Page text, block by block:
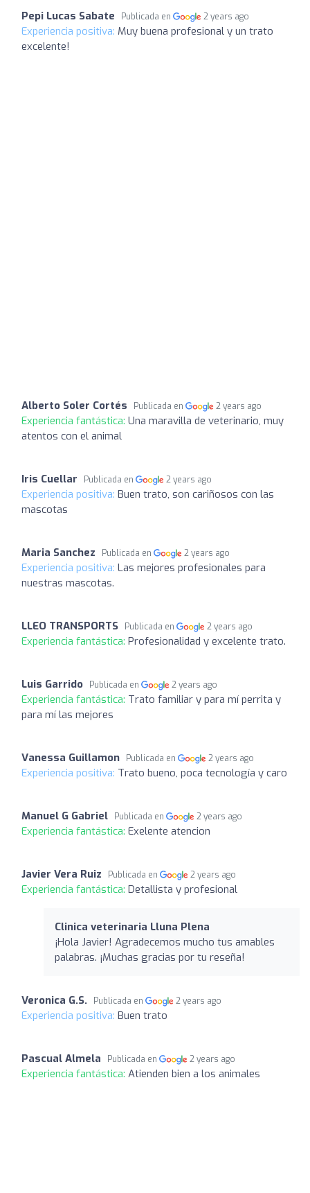
Pepi Lucas Sabate Publicada en 2 years ago
Experiencia positiva: Muy buena profesional y un trato
excelente!
Alberto Soler Cortés Publicada en 2 years ago
Experiencia fantástica: Una maravilla de veterinario, muy
atentos con el animal
Iris Cuellar Publicada en 2 years ago
Experiencia positiva: Buen trato, son cariñosos con las
mascotas
Maria Sanchez Publicada en 2 years ago
Experiencia positiva: Las mejores profesionales para
nuestras mascotas.
LLEO TRANSPORTS Publicada en 2 years ago
Experiencia fantástica: Profesionalidad y excelente trato.
Luis Garrido Publicada en 2 years ago
Experiencia fantástica: Trato familiar y para mí perrita y
para mí las mejores
Vanessa Guillamon Publicada en 2 years ago
Experiencia positiva: Trato bueno, poca tecnología y caro
Manuel G Gabriel Publicada en 2 years ago
Experiencia fantástica: Exelente atencion
Javier Vera Ruiz Publicada en 2 years ago
Experiencia fantástica: Detallista y profesional
Clinica veterinaria Lluna Plena
¡Hola Javier! Agradecemos mucho tus amables
palabras. ¡Muchas gracias por tu reseña!
Veronica G.S. Publicada en 2 years ago
Experiencia positiva: Buen trato
Pascual Almela Publicada en 2 years ago
Experiencia fantástica: Atienden bien a los animales